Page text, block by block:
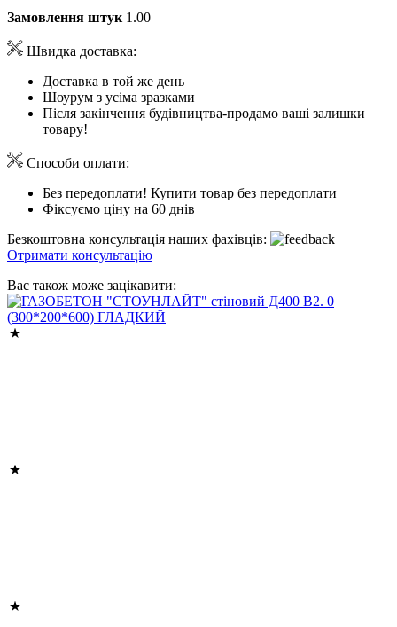
Замовлення штук 1.00
Швидка доставка:
Доставка в той же день
Шоурум з усіма зразками
Після закінчення будівництва-продамо ваші залишки
товару!
Способи оплати:
Без передоплати! Купити товар без передоплати
Фіксуємо ціну на 60 днів
Безкоштовна консультація наших фахівців:
Отримати консультацію
Вас також може зацікавити: